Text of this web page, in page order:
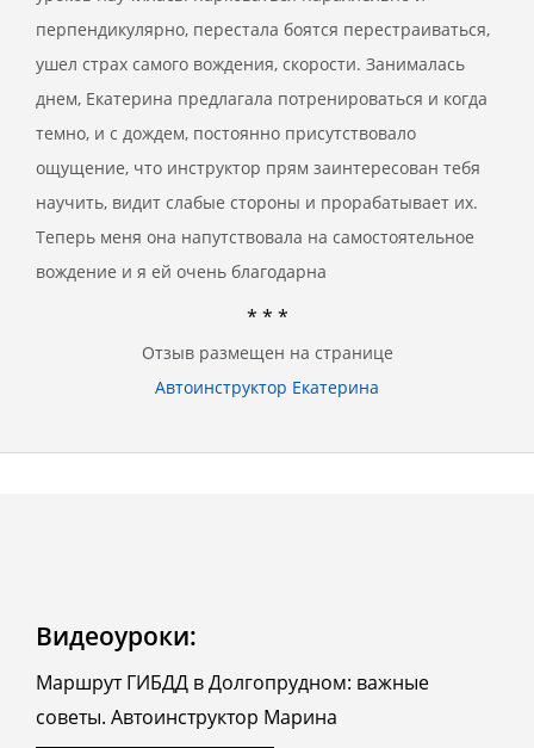
перпендикулярно, перестала боятся перестраиваться,
ушел страх самого вождения, скорости. Занималась
днем, Екатерина предлагала потренироваться и когда
темно, и с дождем, постоянно присутствовало
ощущение, что инструктор прям заинтересован тебя
научить, видит слабые стороны и прорабатывает их.
Теперь меня она напутствовала на самостоятельное
вождение и я ей очень благодарна
* * *
Отзыв размещен на странице
Автоинструктор Екатерина
Видеоуроки:
Маршрут ГИБДД в Долгопрудном: важные
советы. Автоинструктор Марина